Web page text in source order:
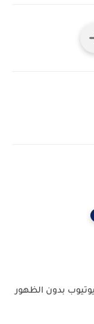
بدون الظهور